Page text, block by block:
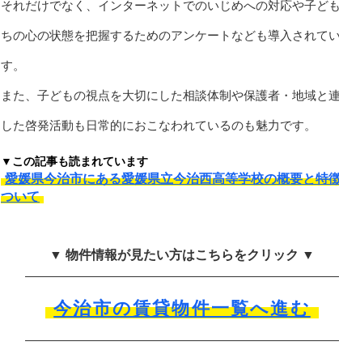
それだけでなく、インターネットでのいじめへの対応や子ど
ちの心の状態を把握するためのアンケートなども導入されて
す。
また、子どもの視点を大切にした相談体制や保護者・地域と
した啓発活動も日常的におこなわれているのも魅力です。
▼この記事も読まれています
愛媛県今治市にある愛媛県立今治西高等学校の概要と特
ついて
▼ 物件情報が見たい方はこちらをクリック ▼
今治市の賃貸物件一覧へ進む